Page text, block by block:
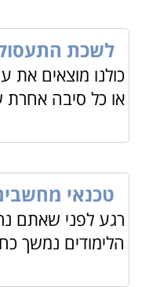
לשכת
כולנו מוצאים את
או כל סיבה
טכנאי
רגע לפני שאתם
הלימודים נמשך